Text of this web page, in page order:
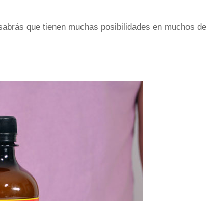
que tienen muchas posibilidades en muchos de